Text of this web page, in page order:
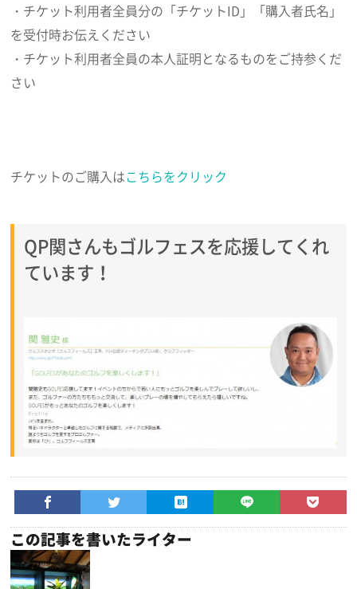
・チケット利用者全員分の「チケットID」「購入者氏名」
を受付時お伝えください
・チケット利用者全員の本人証明となるものをご持参くだ
さい
チケットのご購入はこちらをクリック
QP関さんもゴルフェスを応援してくれ
ています！
この記事を書いたライター